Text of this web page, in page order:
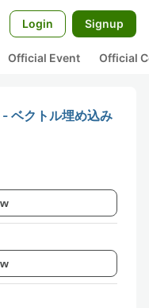
Login Signup
Official Event Official
ベクトル埋め込み